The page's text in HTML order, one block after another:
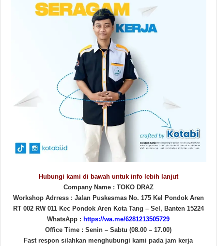
Hubungi kami di bawah untuk info lebih lanjut
Company Name : TOKO DRAZ
Workshop Adrress : Jalan Puskesmas No. 175 Kel Pondok Aren
RT 002 RW 011 Kec Pondok Aren Kota Tang – Sel, Banten 15224
WhatsApp :https://wa.me/6281213505729
Office Time : Senin – Sabtu (08.00 – 17.00)
Fast respon silahkan menghubungi kami pada jam kerja